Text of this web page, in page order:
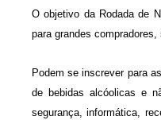
O objetivo da Rodada de
para grandes
Podem se inscrever para
de bebidas alcóolicas e
segurança, informática,